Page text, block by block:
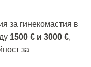
за гинекомастия в
1500 € и 3000 €,
за